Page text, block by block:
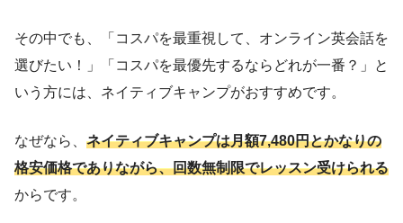
その中でも、「コスパを最重視して、オンライン英会話を
選びたい！」「コスパを最優先するならどれが一番？」と
いう方には、ネイティブキャンプがおすすめです。
なぜなら、 ネイティブキャンプは月額7,480円とかなりの
格安価格でありながら、回数無制限でレッスン受けられる
からです。